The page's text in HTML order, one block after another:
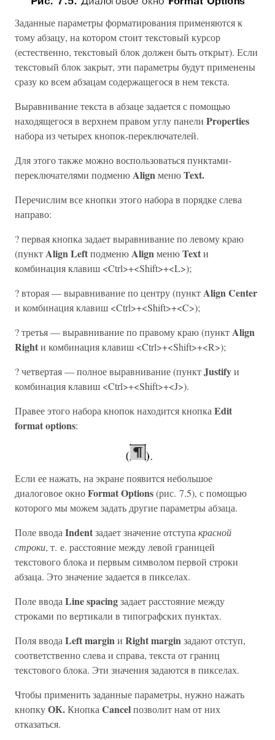
Заданные параметры форматирования применяются к
тому абзацу, на котором стоит текстовый курсор
(естественно, текстовый блок должен быть открыт). Если
текстовый блок закрыт, эти параметры будут применены
сразу ко всем абзацам содержащегося в нем текста.
Выравнивание текста в абзаце задается с помощью
находящегося в верхнем правом углу панели Properties
набора из четырех кнопок-переключателей.
Для этого также можно воспользоваться пунктами-
переключателями подменюAlignменюText.
Перечислим все кнопки этого набора в порядке слева
направо:
? первая кнопка задает выравнивание по левому краю
(пунктAlign LeftподменюAlignменюTextи
комбинация клавиш <Ctrl>+<Shift>+<L>);
? вторая — выравнивание по центру (пунктAlign Center
и комбинация клавиш <Ctrl>+<Shift>+<C>);
? третья — выравнивание по правому краю (пунктAlign
Rightи комбинация клавиш <Ctrl>+<Shift>+<R>);
? четвертая — полное выравнивание (пунктJustifyи
комбинация клавиш <Ctrl>+<Shift>+<J>).
Правее этого набора кнопок находится кнопкаEdit
format options:
Если ее нажать, на экране появится небольшое
диалоговое окноFormat Options(рис. 7.5), с помощью
которого мы можем задать другие параметры абзаца.
Поле вводаIndentзадает значение отступакрасной
строки, т. е. расстояние между левой границей
текстового блока и первым символом первой строки
абзаца. Это значение задается в пикселах.
Поле вводаLine spacingзадает расстояние между
строками по вертикали в типографских пунктах.
Поля вводаLeft marginи Right marginзадают отступ,
соответственно слева и справа, текста от границ
текстового блока. Эти значения задаются в пикселах.
Чтобы применить заданные параметры, нужно нажать
кнопкуОК.КнопкаCancelпозволит нам от них
отказаться.